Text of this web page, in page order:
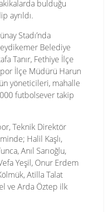
bulduğu
ayrıldı.
Stadı’nda
Belediye
Tanır, Fethiye İlçe
İlçe Müdürü Harun
yöneticileri, mahalle
futbolsever takip
Teknik Direktör
Halil Kaşlı,
Anıl Sarıoğlu,
Yeşil, Onur Erdem
Atilla Talat
ve Arda Öztep ilk